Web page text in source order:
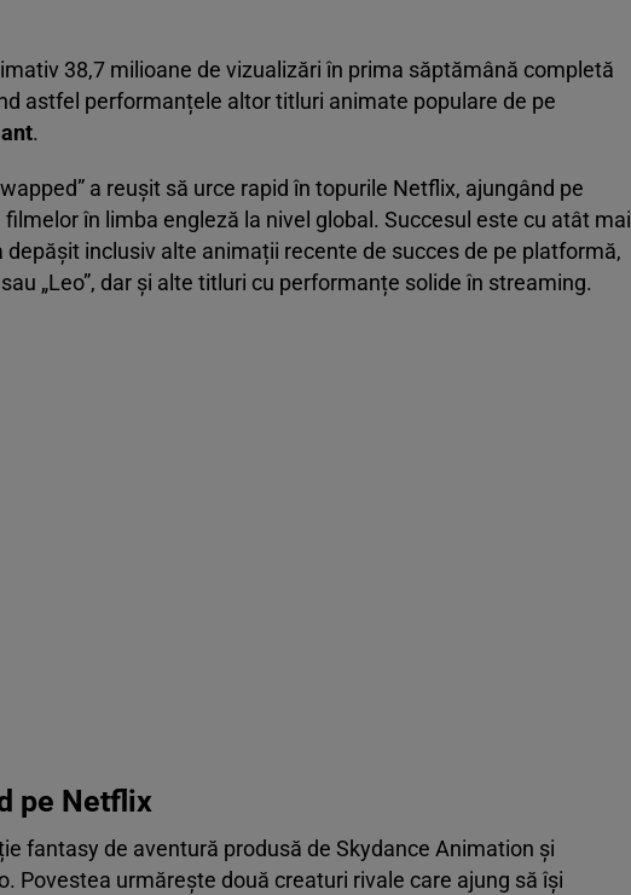
38,7 milioane de vizualizări în prima săptămână completă
astfel performanțele altor titluri animate populare de pe
.
a reușit să urce rapid în topurile Netflix, ajungând pe
în limba engleză la nivel global. Succesul este cu atât mai
depășit inclusiv alte animații recente de succes de pe platformă,
„Leo”, dar și alte titluri cu performanțe solide în streaming.
pe Netflix
fantasy de aventură produsă de Skydance Animation și
Povestea urmărește două creaturi rivale care ajung să își